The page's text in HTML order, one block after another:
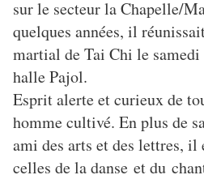
sur le secteur la Chapelle/
quelques années, il
martial de Tai Chi le
halle Pajol.
Esprit alerte et curieux de
homme cultivé. En plus de
ami des arts et des lettres, il
celles de la danse et du